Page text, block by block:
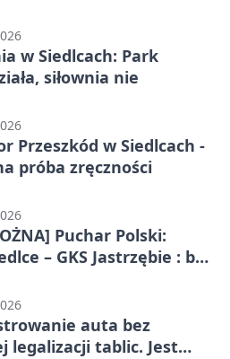
w Siedlcach: Park
siłownia nie
Przeszkód w Siedlcach -
próba zręczności
Puchar Polski:
– GKS Jastrzębie : bez
auta bez
legalizacji tablic. Jest